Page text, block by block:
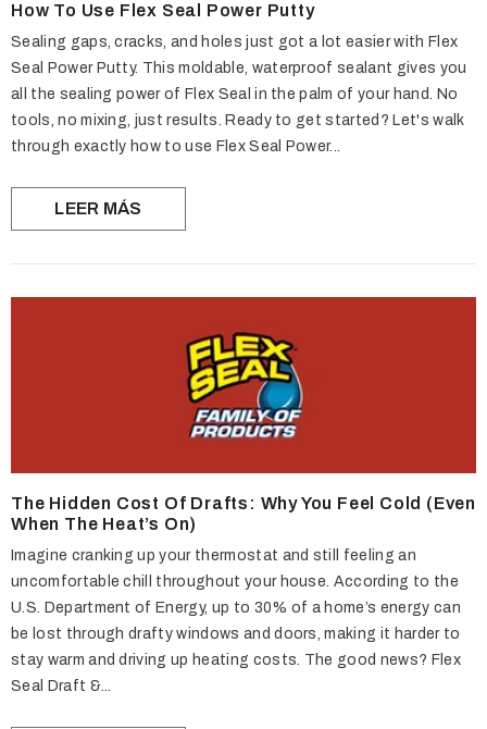
How To Use Flex Seal Power Putty
Sealing gaps, cracks, and holes just got a lot easier with Flex
Seal Power Putty. This moldable, waterproof sealant gives you
all the sealing power of Flex Seal in the palm of your hand. No
tools, no mixing, just results. Ready to get started? Let's walk
through exactly how to use Flex Seal Power...
LEER MÁS
The Hidden Cost Of Drafts: Why You Feel Cold (Even
When The Heat’s On)
Imagine cranking up your thermostat and still feeling an
uncomfortable chill throughout your house. According to the
U.S. Department of Energy, up to 30% of a home’s energy can
be lost through drafty windows and doors, making it harder to
stay warm and driving up heating costs. The good news? Flex
Seal Draft &...